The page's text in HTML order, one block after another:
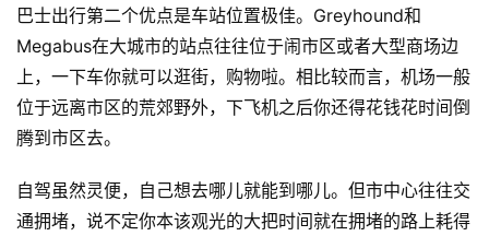
念
推
荐
&
具
登录 注册
巴士出行第二个优点是车站位置极佳。Greyhound和
Megabus在大城市的站点往往位于闹市区或者大型商场边
上，一下车你就可以逛街，购物啦。相比较而言，机场一般
位于远离市区的荒郊野外，下飞机之后你还得花钱花时间倒
腾到市区去。
自驾虽然灵便，自己想去哪儿就能到哪儿。但市中心往往交
通拥堵，说不定你本该观光的大把时间就在拥堵的路上耗得